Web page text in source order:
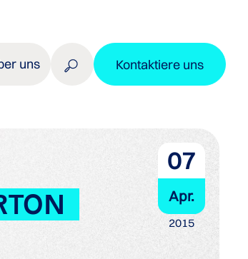
uns Kontaktiere uns
07
Apr.
2015